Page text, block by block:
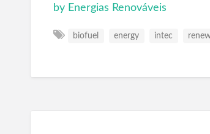
by Energias Renováveis
biofuel energy intec